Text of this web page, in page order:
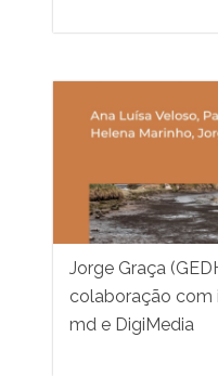
Jorge Graça
colaboração com
md e DigiMedia